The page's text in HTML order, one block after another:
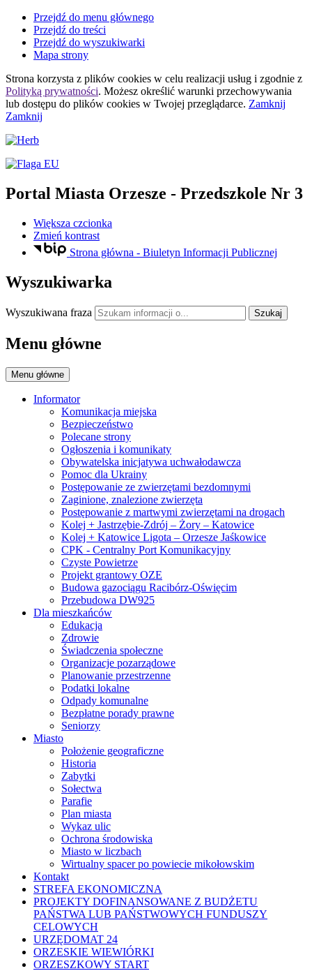
Przejdź do menu głównego
Przejdź do treści
Przejdź do wyszukiwarki
Mapa strony
Strona korzysta z plików cookies w celu realizacji usług i zgodnie z
Polityką prywatności. Możesz określić warunki przechowywania
lub dostępu do plików cookies w Twojej przeglądarce. Zamknij
Zamknij
Portal Miasta Orzesze - Przedszkole Nr 3
Większa czcionka
Zmień kontrast
Strona główna - Biuletyn Informacji Publicznej
Wyszukiwarka
Wyszukiwana fraza Szukaj
Menu główne
Menu główne
Informator
Komunikacja miejska
Bezpieczeństwo
Polecane strony
Ogłoszenia i komunikaty
Obywatelska inicjatywa uchwałodawcza
Pomoc dla Ukrainy
Postępowanie ze zwierzętami bezdomnymi
Zaginione, znalezione zwierzęta
Postępowanie z martwymi zwierzętami na drogach
Kolej + Jastrzębie-Zdrój – Żory – Katowice
Kolej + Katowice Ligota – Orzesze Jaśkowice
CPK - Centralny Port Komunikacyjny
Czyste Powietrze
Projekt grantowy OZE
Budowa gazociągu Racibórz-Oświęcim
Przebudowa DW925
Dla mieszkańców
Edukacja
Zdrowie
Świadczenia społeczne
Organizacje pozarządowe
Planowanie przestrzenne
Podatki lokalne
Odpady komunalne
Bezpłatne porady prawne
Seniorzy
Miasto
Położenie geograficzne
Historia
Zabytki
Sołectwa
Parafie
Plan miasta
Wykaz ulic
Ochrona środowiska
Miasto w liczbach
Wirtualny spacer po powiecie mikołowskim
Kontakt
STREFA EKONOMICZNA
PROJEKTY DOFINANSOWANE Z BUDŻETU
PAŃSTWA LUB PAŃSTWOWYCH FUNDUSZY
CELOWYCH
URZĘDOMAT 24
ORZESKIE WIEWIÓRKI
ORZESZKOWY START